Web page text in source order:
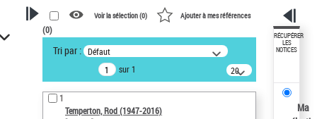
VOTRE RECHERCHE
Recherche avancée dans les
notices d’autorité
Œuvres liées à l'auteur :
Temperton, Rod (1947-2016)
Voir la sélection (0) Ajouter à mes références
(0)
Tri par : Défaut
sur 1
20
résultats/page
1
Temperton, Rod (1947-2016)
RÉCUPÉRER
LES
NOTICES
Ma